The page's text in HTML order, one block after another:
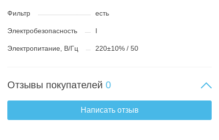
Фильтр есть
Электробезопасность I
Электропитание, В/Гц 220±10% / 50
Отзывы покупателей 0
Написать отзыв